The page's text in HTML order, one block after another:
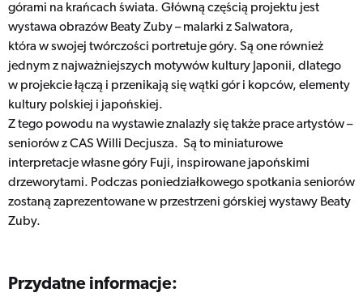
górami na krańcach świata. Główną częścią projektu jest
wystawa obrazów Beaty Zuby – malarki z Salwatora,
która w swojej twórczości portretuje góry. Są one również
jednym z najważniejszych motywów kultury Japonii, dlatego
w projekcie łączą i przenikają się wątki gór i kopców, elementy
kultury polskiej i japońskiej.
Z tego powodu na wystawie znalazły się także prace artystów –
seniorów z CAS Willi Decjusza. Są to miniaturowe
interpretacje własne góry Fuji, inspirowane japońskimi
drzeworytami. Podczas poniedziałkowego spotkania seniorów
zostaną zaprezentowane w przestrzeni górskiej wystawy Beaty
Zuby.
Przydatne informacje: